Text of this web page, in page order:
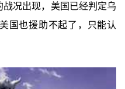
况出现，美国已经判定乌
国也援助不起了，只能认